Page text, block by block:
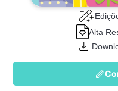
Alta